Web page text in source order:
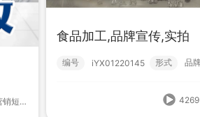
cc数字人-肌酐试纸
展示; 营销短视频; 环保; 回收;
食品加工,品牌宣传,实拍
编号 iYX01220145 形式
4269